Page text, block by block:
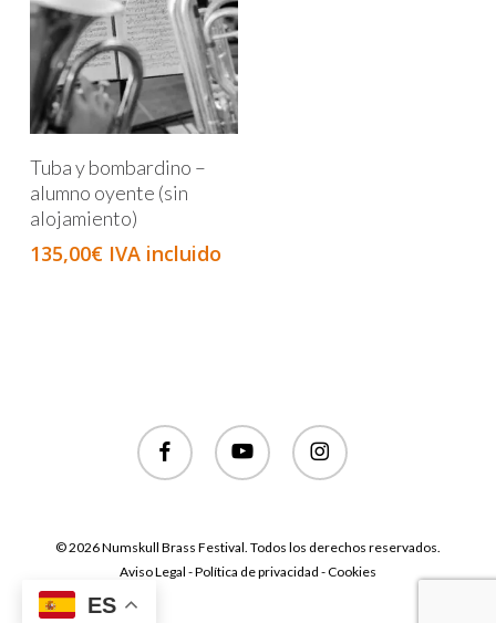
Añadir Al Carrito
Tuba y bombardino –
alumno oyente (sin
alojamiento)
135,00€ IVA incluido
facebook youtube instagram
© 2026 Numskull Brass Festival. Todos los derechos reservados.
Aviso Legal - Política de privacidad - Cookies
ES